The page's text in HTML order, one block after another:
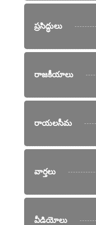
Saturday,
ప్రసిద్ధులు
రాజకీయాలు
రాయలసీమ
వార్తలు
వీడియోలు